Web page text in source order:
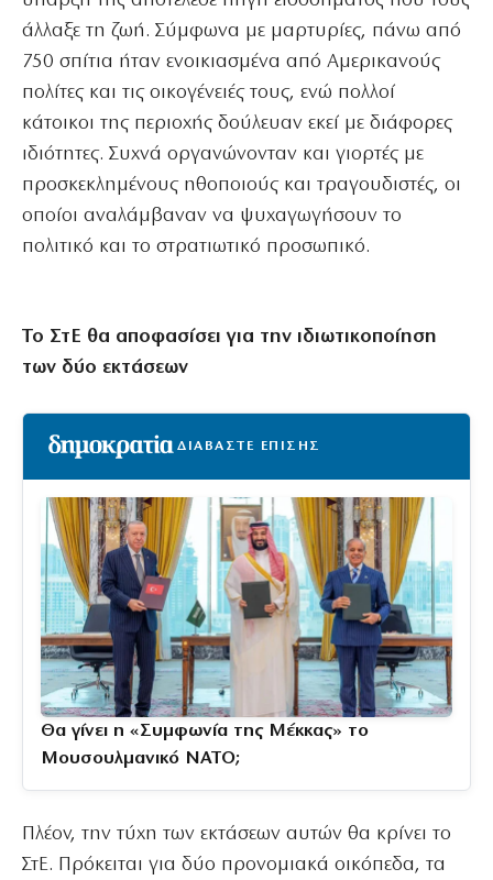
άλλαξε τη ζωή. Σύμφωνα με μαρτυρίες, πάνω από
750 σπίτια ήταν ενοικιασμένα από Αμερικανούς
πολίτες και τις οικογένειές τους, ενώ πολλοί
κάτοικοι της περιοχής δούλευαν εκεί με διάφορες
ιδιότητες. Συχνά οργανώνονταν και γιορτές με
προσκεκλημένους ηθοποιούς και τραγουδιστές, οι
οποίοι αναλάμβαναν να ψυχαγωγήσουν το
πολιτικό και το στρατιωτικό προσωπικό.
Το ΣτΕ θα αποφασίσει για την ιδιωτικοποίηση
των δύο εκτάσεων
ΔΙΑΒΑΣΤΕ ΕΠΙΣΗΣ
Θα γίνει η «Συμφωνία της Μέκκας» το
Μουσουλμανικό ΝΑΤΟ;
Πλέον, την τύχη των εκτάσεων αυτών θα κρίνει το
ΣτΕ. Πρόκειται για δύο προνομιακά οικόπεδα, τα